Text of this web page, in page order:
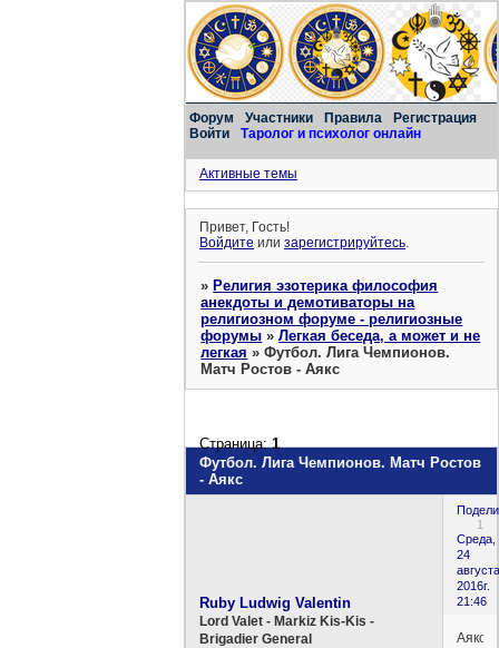
Форум Участники Правила
Регистрация
Войти
Таролог и психолог онлайн
Активные темы
Привет, Гость!
Войдите илизарегистрируйтесь.
»Религия эзотерика философия
анекдоты и демотиваторы на
религиозном форуме - религиозные
форумы »Легкая беседа, а может и не
легкая »Футбол. Лига Чемпионов.
Матч Ростов - Аякс
Футбол. Лига Чемпионов. Матч Ростов
- Аякс
Страница:1
1
Среда,
24
2016г.
21:46
Ruby Ludwig Valentin
Lord Valet - Markiz Kis-Kis -
Brigadier General
Аякс